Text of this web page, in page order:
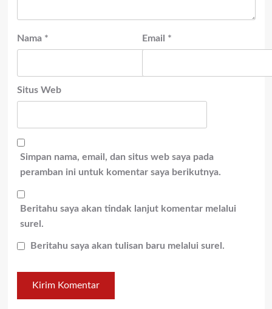
Nama * Email *
Situs Web
Simpan nama, email, dan situs web saya pada
peramban ini untuk komentar saya berikutnya.
Beritahu saya akan tindak lanjut komentar melalui
surel.
Beritahu saya akan tulisan baru melalui surel.